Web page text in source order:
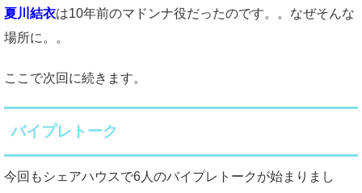
夏川結衣は10年前のマドンナ役だったのです。。なぜそんな
場所に。。
ここで次回に続きます。
バイプレトーク
今回もシェアハウスで6人のバイプレトークが始まりまし